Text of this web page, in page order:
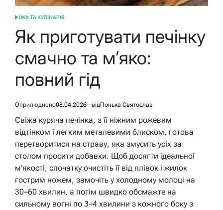
ОПУБЛІКУВАТИ
ЇЖА ТА КУЛІНАРІЯ
Як приготувати печінку
смачно та м’яко:
повний гід
Оприлюднено08.04.2026 відПонька Святослав
Свіжа куряча печінка, з її ніжним рожевим
відтінком і легким металевими блиском, готова
перетворитися на страву, яка змусить усіх за
столом просити добавки. Щоб досягти ідеальної
м’якості, спочатку очистіть її від плівок і жилок
гострим ножем, замочіть у холодному молоці на
30–60 хвилин, а потім швидко обсмажте на
сильному вогні по 3–4 хвилини з кожного боку з